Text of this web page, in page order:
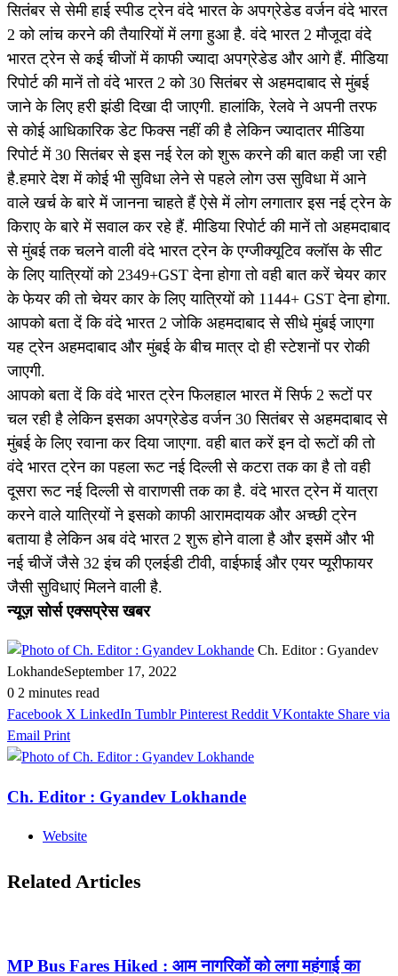
सितंबर से सेमी हाई स्पीड ट्रेन वंदे भारत के अपग्रेडेड वर्जन वंदे भारत
2 को लांच करने की तैयारियों में लगा हुआ है. वंदे भारत 2 मौजूदा वंदे
भारत ट्रेन से कई चीजों में काफी ज्यादा अपग्रेडेड और आगे हैं. मीडिया
रिपोर्ट की मानें तो वंदे भारत 2 को 30 सितंबर से अहमदाबाद से मुंबई
जाने के लिए हरी झंडी दिखा दी जाएगी. हालांकि, रेलवे ने अपनी तरफ
से कोई आधिकारिक डेट फिक्स नहीं की है लेकिन ज्यादातर मीडिया
रिपोर्ट में 30 सितंबर से इस नई रेल को शुरू करने की बात कही जा रही
है.हमारे देश में कोई भी सुविधा लेने से पहले लोग उस सुविधा में आने
वाले खर्च के बारे में जानना चाहते हैं ऐसे में लोग लगातार इस नई ट्रेन के
किराए के बारे में सवाल कर रहे हैं. मीडिया रिपोर्ट की मानें तो अहमदाबाद
से मुंबई तक चलने वाली वंदे भारत ट्रेन के एग्‍जीक्‍यूट‍िव क्‍लॉस के सीट
के लिए यात्रियों को 2349+GST देना होगा तो वही बात करें चेयर कार
के फेयर की तो चेयर कार के लिए यात्रियों को 1144+ GST देना होगा.
आपको बता दें कि वंदे भारत 2 जोकि अहमदाबाद से सीधे मुंबई जाएगा
यह ट्रेन अहमदाबाद और मुंबई के बीच मात्र दो ही स्टेशनों पर रोकी
जाएगी.
आपको बता दें कि वंदे भारत ट्रेन फिलहाल भारत में सिर्फ 2 रूटों पर
चल रही है लेकिन इसका अपग्रेडेड वर्जन 30 सितंबर से अहमदाबाद से
मुंबई के लिए रवाना कर दिया जाएगा. वही बात करें इन दो रूटों की तो
वंदे भारत ट्रेन का पहला रूट नई दिल्ली से कटरा तक का है तो वही
दूसरा रूट नई दिल्ली से वाराणसी तक का है. वंदे भारत ट्रेन में यात्रा
करने वाले यात्रियों ने इसको काफी आरामदायक और अच्छी ट्रेन
बताया है लेकिन अब वंदे भारत 2 शुरू होने वाला है और इसमें और भी
नई चीजें जैसे 32 इंच की एलईडी टीवी, वाईफाई और एयर प्यूरीफायर
जैसी सुविधाएं मिलने वाली है.
न्यूज़ सोर्स एक्सप्रेस खबर
Ch. Editor : Gyandev
LokhandeSeptember 17, 2022
0 2 minutes read
Facebook X LinkedIn Tumblr Pinterest Reddit VKontakte Share via
Email Print
Ch. Editor : Gyandev Lokhande
Website
Related Articles
MP Bus Fares Hiked : आम नागरिकों को लगा महंगाई का